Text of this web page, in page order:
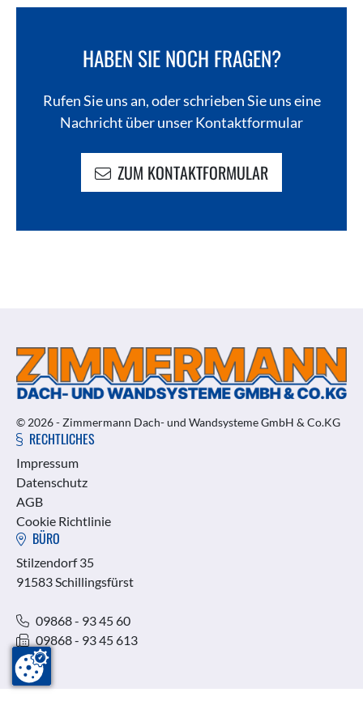
HABEN SIE NOCH FRAGEN?
Rufen Sie uns an, oder schrieben Sie uns eine
Nachricht über unser Kontaktformular
ZUM KONTAKTFORMULAR
© 2026 - Zimmermann Dach- und Wandsysteme GmbH & Co.KG
RECHTLICHES
Impressum
Datenschutz
AGB
Cookie Richtlinie
BÜRO
Stilzendorf 35
91583 Schillingsfürst
09868 - 93 45 60
09868 - 93 45 613